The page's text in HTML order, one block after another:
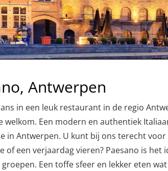
Antwerpen
in een leuk restaurant in de regio
welkom. Een modern en authentiek
in Antwerpen. U kunt bij ons terecht
of een verjaardag vieren? Paesano is het
Een toffe sfeer en lekker eten